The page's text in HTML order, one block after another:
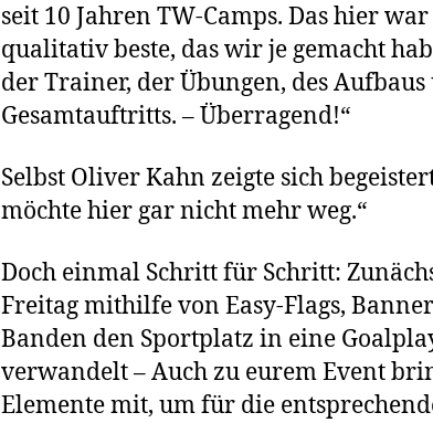
seit 10 Jahren TW-Camps. Das hier
qualitativ beste, das wir je gemacht
der Trainer, der Übungen, des Aufbaus
Gesamtauftritts. – Überragend!“
Selbst Oliver Kahn zeigte sich
möchte hier gar nicht mehr weg.“
Doch einmal Schritt für Schritt:
Freitag mithilfe von Easy-Flags,
Banden den Sportplatz in eine
verwandelt – Auch zu eurem Event
Elemente mit, um für die